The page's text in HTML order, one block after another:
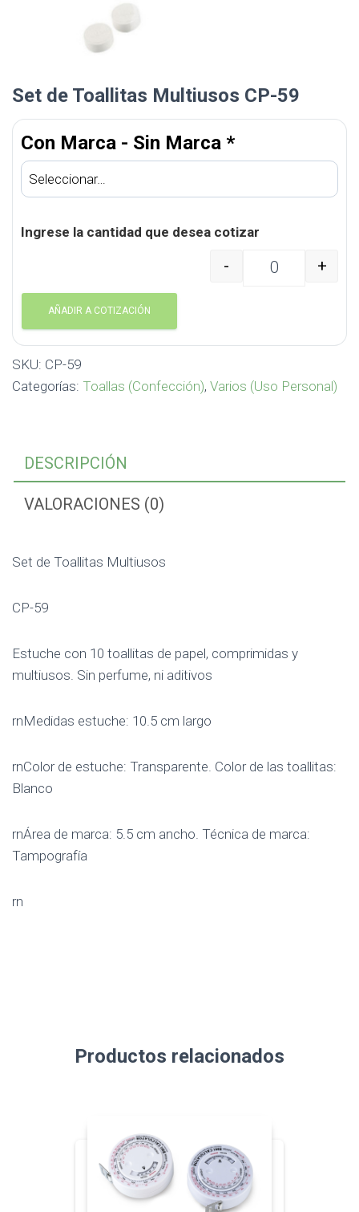
Set de Toallitas Multiusos CP-59
Con Marca - Sin Marca *
Ingrese la cantidad que desea cotizar
Set de Toallitas
- +
AÑADIR A COTIZACIÓN
SKU: CP-59
Categorías: Toallas (Confección), Varios (Uso Personal)
DESCRIPCIÓN
VALORACIONES (0)
Set de Toallitas Multiusos
CP-59
Estuche con 10 toallitas de papel, comprimidas y
multiusos. Sin perfume, ni aditivos
rnMedidas estuche: 10.5 cm largo
rnColor de estuche: Transparente. Color de las toallitas:
Blanco
rnÁrea de marca: 5.5 cm ancho. Técnica de marca:
Tampografía
rn
Productos relacionados